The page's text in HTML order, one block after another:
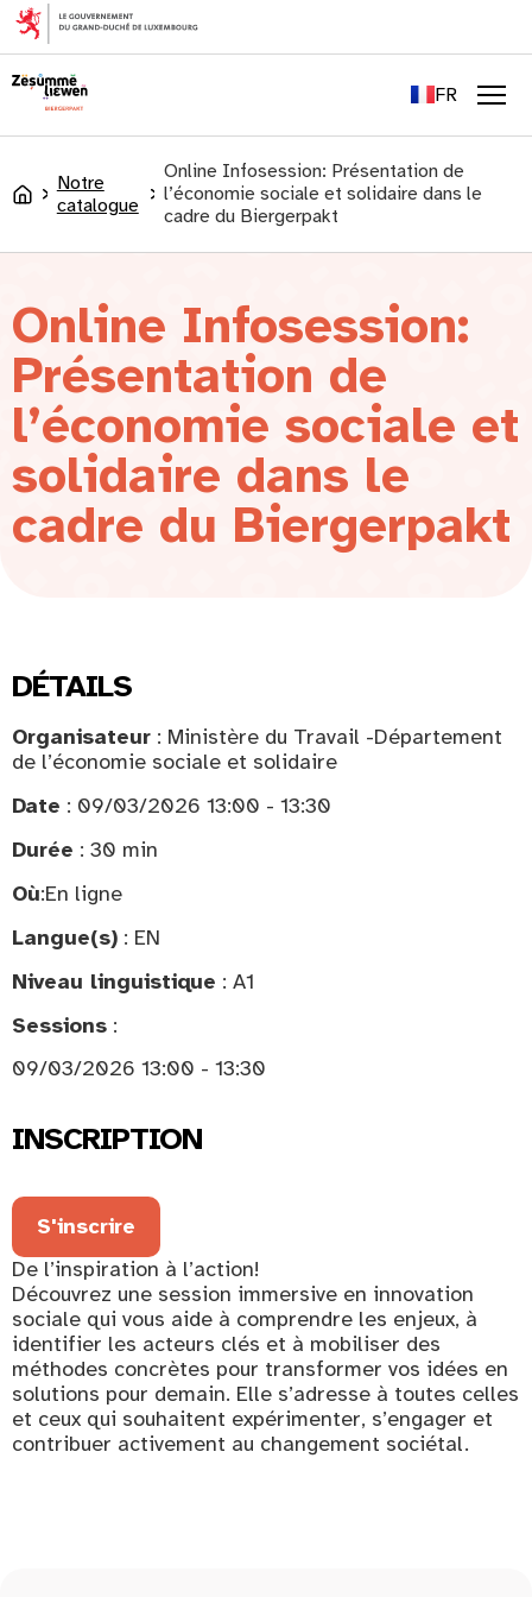
principal
FR
LU
Accueil
Notre
catalogue
Online Infosession: Présentation de
l’économie sociale et solidaire dans le
cadre du Biergerpakt
Online Infosession:
Présentation de
l’économie sociale et
solidaire dans le
cadre du Biergerpakt
DÉTAILS
Organisateur : Ministère du Travail -Département
de l’économie sociale et solidaire
Date : 09/03/2026 13:00 - 13:30
Durée : 30 min
Où:En ligne
Langue(s) : EN
Niveau linguistique : A1
Sessions :
09/03/2026 13:00 - 13:30
INSCRIPTION
S'inscrire
De l’inspiration à l’action!
Découvrez une session immersive en innovation
sociale qui vous aide à comprendre les enjeux, à
identifier les acteurs clés et à mobiliser des
méthodes concrètes pour transformer vos idées en
solutions pour demain. Elle s’adresse à toutes celles
et ceux qui souhaitent expérimenter, s’engager et
contribuer activement au changement sociétal.